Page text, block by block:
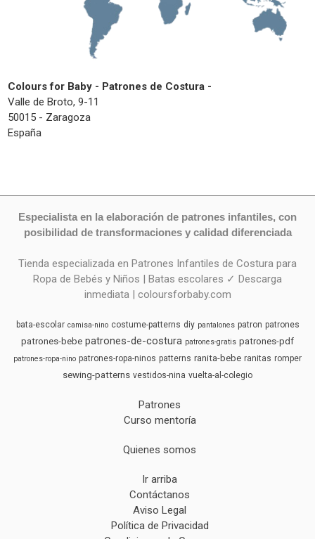
Colours for Baby - Patrones de Costura -
Valle de Broto, 9-11
50015 - Zaragoza
España
Especialista en la elaboración de patrones infantiles, con
posibilidad de transformaciones y calidad diferenciada
Tienda especializada en Patrones Infantiles de Costura para
Ropa de Bebés y Niños | Batas escolares ✓ Descarga
inmediata | coloursforbaby.com
bata-escolar camisa-nino costume-patterns diy pantalones patron patrones
patrones-bebe patrones-de-costura patrones-gratis patrones-pdf
patrones-ropa-nino patrones-ropa-ninos patterns ranita-bebe ranitas romper
sewing-patterns vestidos-nina vuelta-al-colegio
Patrones
Curso mentoría
Quienes somos
Ir arriba
Contáctanos
Aviso Legal
Política de Privacidad